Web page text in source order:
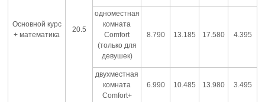
Основной курс
+ математика
20.5
одноместная
комната
Comfort
(только для
девушек)
8.790 13.185 17.580 4.395
двухместная
комната
Comfort+
6.990 10.485 13.980 3.495